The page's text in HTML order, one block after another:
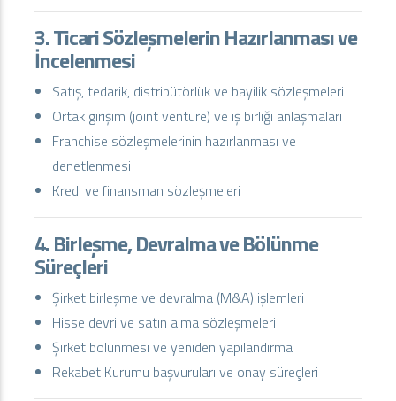
3. Ticari Sözleşmelerin Hazırlanması ve
İncelenmesi
Satış, tedarik, distribütörlük ve bayilik sözleşmeleri
Ortak girişim (joint venture) ve iş birliği anlaşmaları
Franchise sözleşmelerinin hazırlanması ve
denetlenmesi
Kredi ve finansman sözleşmeleri
4. Birleşme, Devralma ve Bölünme
Süreçleri
Şirket birleşme ve devralma (M&A) işlemleri
Hisse devri ve satın alma sözleşmeleri
Şirket bölünmesi ve yeniden yapılandırma
Rekabet Kurumu başvuruları ve onay süreçleri